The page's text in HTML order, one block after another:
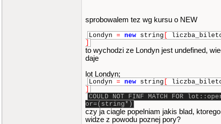
sprobowalem tez wg kursu o NEW
Londyn = new string [
]
to wychodzi ze Londyn jest undefined,
daje
lot Londyn;
Londyn = new string [
]
COULD NOT FINF MATCH FOR
or=(string*)
czy ja ciagle popelniam jakis blad,
widze z powodu poznej pory?